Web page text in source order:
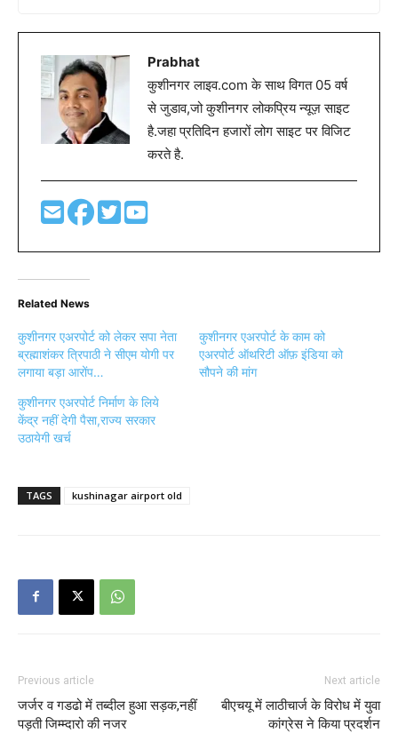
Prabhat
कुशीनगर लाइव.com के साथ विगत 05 वर्ष
से जुडाव,जो कुशीनगर लोकप्रिय न्यूज़ साइट
है.जहा प्रतिदिन हजारों लोग साइट पर विजिट
करते है.
Related News
कुशीनगर एअरपोर्ट को लेकर सपा नेता
ब्रह्माशंकर त्रिपाठी ने सीएम योगी पर
लगाया बड़ा आरोंप…
कुशीनगर एअरपोर्ट के काम को
एअरपोर्ट ऑथरिटी ऑफ़ इंडिया को
सौपने की मांग
कुशीनगर एअरपोर्ट निर्माण के लिये
केंद्र नहीं देगी पैसा,राज्य सरकार
उठायेगी खर्च
TAGS kushinagar airport old
Previous article
जर्जर व गडढो में तब्दील हुआ सड़क,नहीं
पड़ती जिम्म्दारो की नजर
Next article
बीएचयू में लाठीचार्ज के विरोध में युवा
कांग्रेस ने किया प्रदर्शन